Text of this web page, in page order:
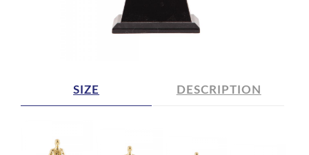
SIZE DESCRIPTION